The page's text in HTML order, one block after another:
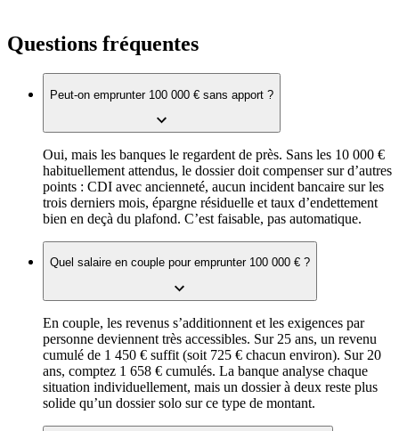
Questions fréquentes
Peut-on emprunter 100 000 € sans apport ?
Oui, mais les banques le regardent de près. Sans les 10 000 €
habituellement attendus, le dossier doit compenser sur d’autres
points : CDI avec ancienneté, aucun incident bancaire sur les
trois derniers mois, épargne résiduelle et taux d’endettement
bien en deçà du plafond. C’est faisable, pas automatique.
Quel salaire en couple pour emprunter 100 000 € ?
En couple, les revenus s’additionnent et les exigences par
personne deviennent très accessibles. Sur 25 ans, un revenu
cumulé de 1 450 € suffit (soit 725 € chacun environ). Sur 20
ans, comptez 1 658 € cumulés. La banque analyse chaque
situation individuellement, mais un dossier à deux reste plus
solide qu’un dossier solo sur ce type de montant.